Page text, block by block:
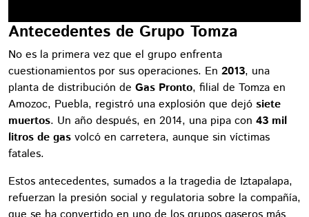
Antecedentes de Grupo Tomza
No es la primera vez que el grupo enfrenta
cuestionamientos por sus operaciones. En 2013, una
planta de distribución de Gas Pronto, filial de Tomza en
Amozoc, Puebla, registró una explosión que dejó siete
muertos. Un año después, en 2014, una pipa con 43 mil
litros de gas volcó en carretera, aunque sin víctimas
fatales.
Estos antecedentes, sumados a la tragedia de Iztapalapa,
refuerzan la presión social y regulatoria sobre la compañía,